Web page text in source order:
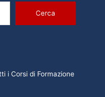
Cerca
i Corsi di Formazione